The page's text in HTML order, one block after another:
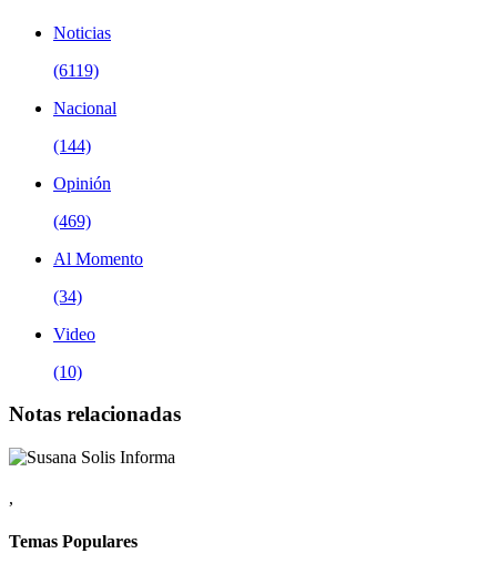
Noticias
(6119)
Nacional
(144)
Opinión
(469)
Al Momento
(34)
Video
(10)
Notas relacionadas
,
Temas Populares